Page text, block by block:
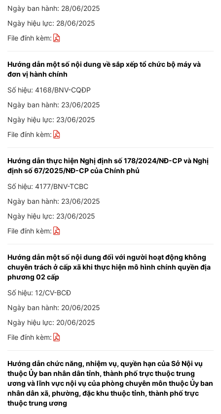
Ngày ban hành: 28/06/2025
Ngày hiệu lực: 28/06/2025
File đính kèm:
Hướng dẫn một số nội dung về sắp xếp tổ chức bộ máy và
đơn vị hành chính
Số hiệu: 4168/BNV-CQĐP
Ngày ban hành: 23/06/2025
Ngày hiệu lực: 23/06/2025
File đính kèm:
Hướng dẫn thực hiện Nghị định số 178/2024/NĐ-CP và Nghị
định số 67/2025/NĐ-CP của Chính phủ
Số hiệu: 4177/BNV-TCBC
Ngày ban hành: 23/06/2025
Ngày hiệu lực: 23/06/2025
File đính kèm:
Hướng dẫn một số nội dung đối với người hoạt động không
chuyên trách ở cấp xã khi thực hiện mô hình chính quyền địa
phương 02 cấp
Số hiệu: 12/CV-BCĐ
Ngày ban hành: 20/06/2025
Ngày hiệu lực: 20/06/2025
File đính kèm:
Hướng dẫn chức năng, nhiệm vụ, quyền hạn của Sở Nội vụ
thuộc Ủy ban nhân dân tỉnh, thành phố trực thuộc trung
ương và lĩnh vực nội vụ của phòng chuyên môn thuộc Ủy ban
nhân dân xã, phường, đặc khu thuộc tỉnh, thành phố trực
thuộc trung ương